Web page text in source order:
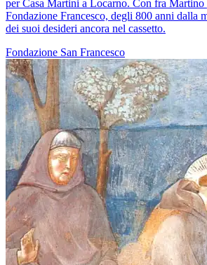
per Casa Martini a Locarno. Con fra Martino
Fondazione Francesco, degli 800 anni dalla
dei suoi desideri ancora nel cassetto.
Fondazione San Francesco